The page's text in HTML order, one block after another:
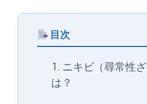
目次
ニキビ（尋常性
は？